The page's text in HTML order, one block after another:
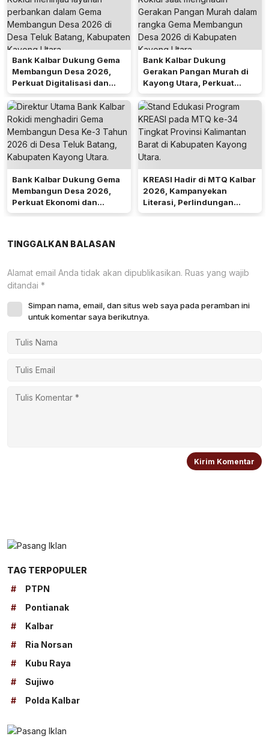
Bank Kalbar Dukung Gema
Membangun Desa 2026,
Perkuat Digitalisasi dan
Ekonomi Desa Teluk Batang
Bank Kalbar Dukung
Gerakan Pangan Murah di
Kayong Utara, Perkuat
Akses Keuangan
Masyarakat
Bank Kalbar Dukung Gema
Membangun Desa 2026,
Perkuat Ekonomi dan
Kemandirian Desa di Kalbar
KREASI Hadir di MTQ Kalbar
2026, Kampanyekan
Literasi, Perlindungan
Anak, dan Wajib Belajar 13
TINGGALKAN BALASAN
Alamat email Anda tidak akan dipublikasikan. Ruas yang wajib
ditandai *
Simpan nama, email, dan situs web saya pada peramban ini
untuk komentar saya berikutnya.
TAG TERPOPULER
#
PTPN
#
Pontianak
#
Kalbar
#
Ria Norsan
#
Kubu Raya
#
Sujiwo
#
Polda Kalbar